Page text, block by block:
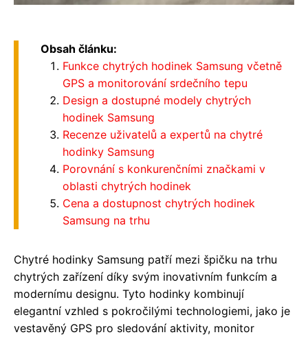
Obsah článku:
Funkce chytrých hodinek Samsung včetně
GPS a monitorování srdečního tepu
Design a dostupné modely chytrých
hodinek Samsung
Recenze uživatelů a expertů na chytré
hodinky Samsung
Porovnání s konkurenčními značkami v
oblasti chytrých hodinek
Cena a dostupnost chytrých hodinek
Samsung na trhu
Chytré hodinky Samsung patří mezi špičku na trhu
chytrých zařízení díky svým inovativním funkcím a
modernímu designu. Tyto hodinky kombinují
elegantní vzhled s pokročilými technologiemi, jako je
vestavěný GPS pro sledování aktivity, monitor